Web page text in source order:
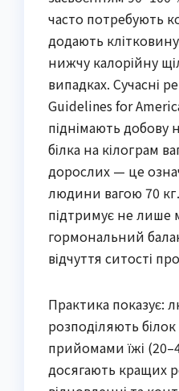
часто потребують
додають
нижчу калорійну
випадках. Сучасні
Guidelines for
піднімають добову
білка на кілограм
дорослих — це
людини вагою 70
підтримує не лише
гормональний
відчуття ситості
Практика показує:
розподіляють
прийомами їжі
досягають кращих